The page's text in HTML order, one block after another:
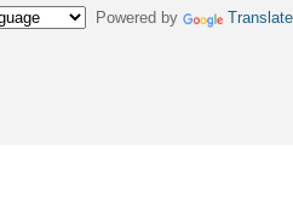
Powered by Translate